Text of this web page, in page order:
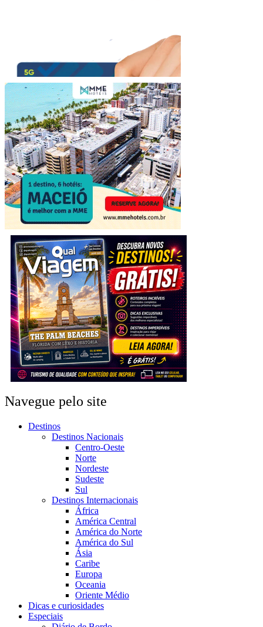
Navegue pelo site
Destinos
Destinos Nacionais
Centro-Oeste
Norte
Nordeste
Sudeste
Sul
Destinos Internacionais
África
América Central
América do Norte
América do Sul
Ásia
Caribe
Europa
Oceania
Oriente Médio
Dicas e curiosidades
Especiais